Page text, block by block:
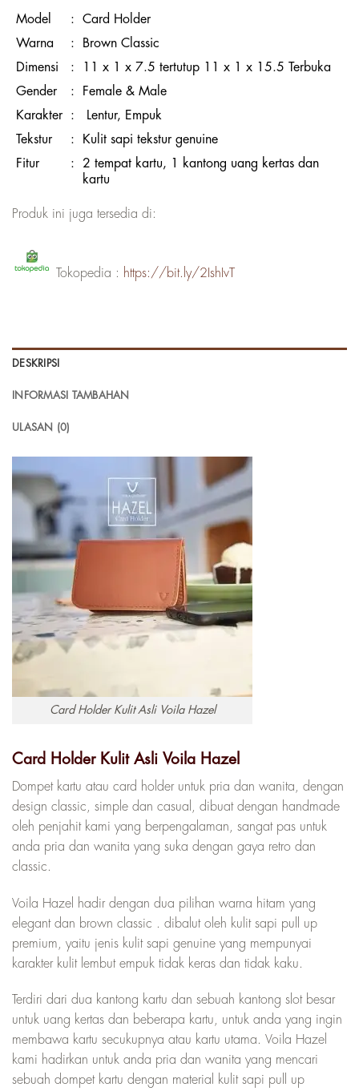
Model
:
Card Holder
Warna
:
Brown Classic
Dimensi
:
11 x 1 x 7.5 tertutup 11 x 1 x 15.5 Terbuka
Gender
:
Female & Male
Karakter
:
Lentur, Empuk
Tekstur
:
Kulit sapi tekstur genuine
Fitur
:
2 tempat kartu, 1 kantong uang kertas dan
kartu
Produk ini juga tersedia di:
Tokopedia : https://bit.ly/2IshIvT
DESKRIPSI
INFORMASI TAMBAHAN
ULASAN (0)
Card Holder Kulit Asli Voila Hazel
Card Holder Kulit Asli Voila Hazel
Dompet kartu atau card holder untuk pria dan wanita, dengan
design classic, simple dan casual, dibuat dengan handmade
oleh penjahit kami yang berpengalaman, sangat pas untuk
anda pria dan wanita yang suka dengan gaya retro dan
classic.
Voila Hazel hadir dengan dua pilihan warna hitam yang
elegant dan brown classic . dibalut oleh kulit sapi pull up
premium, yaitu jenis kulit sapi genuine yang mempunyai
karakter kulit lembut empuk tidak keras dan tidak kaku.
Terdiri dari dua kantong kartu dan sebuah kantong slot besar
untuk uang kertas dan beberapa kartu, untuk anda yang ingin
membawa kartu secukupnya atau kartu utama. Voila Hazel
kami hadirkan untuk anda pria dan wanita yang mencari
sebuah dompet kartu dengan material kulit sapi pull up